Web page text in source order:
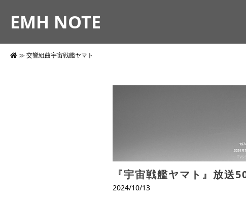
EMH NOTE
≫ 交響組曲宇宙戦艦ヤマト
『宇宙戦艦ヤマト』放送
2024/10/13